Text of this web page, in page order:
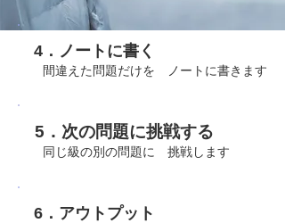
4．ノートに書く
​ 間違えた問題だけを ノートに書きます
5．次の問題に挑戦する
​ 同じ級の別の問題に 挑戦します
6．アウトプット